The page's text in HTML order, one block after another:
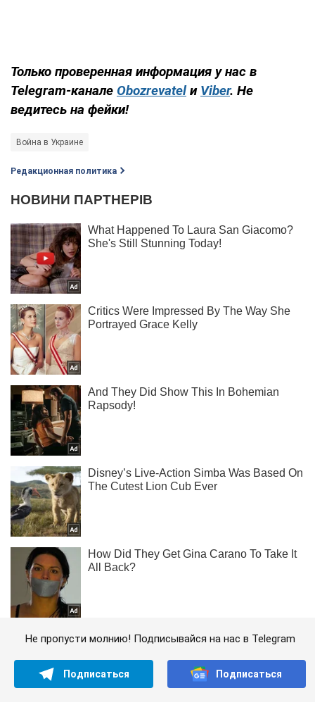
Только проверенная информация у нас в
Telegram-канале Obozrevatelи Viber. Не
ведитесь на фейки!
Война в Украине
Редакционная политика
Не пропусти молнию! Подписывайся на нас в Telegram
Подписаться Подписаться